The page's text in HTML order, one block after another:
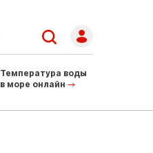
Температура воды
в море онлайн